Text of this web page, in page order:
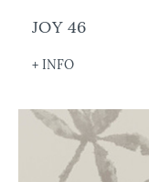
JOY 46
+ INFO